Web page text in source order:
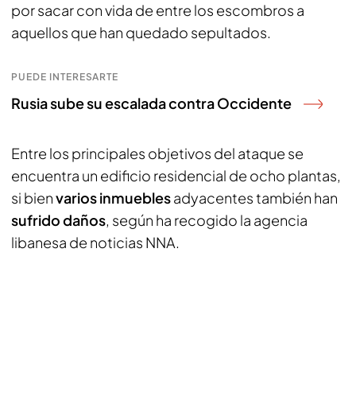
por sacar con vida de entre los escombros a
aquellos que han quedado sepultados.
PUEDE INTERESARTE
Rusia sube su escalada contra Occidente
Entre los principales objetivos del ataque se
encuentra un edificio residencial de ocho plantas,
si bienvarios inmueblesadyacentes también han
sufrido daños, según ha recogido la agencia
libanesa de noticias NNA.